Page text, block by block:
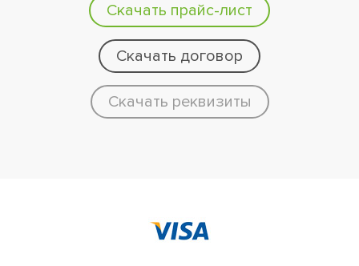
Скачать прайс-лист
Скачать договор
Скачать реквизиты